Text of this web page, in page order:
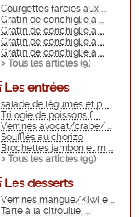
Courgettes farcies aux ...
Gratin de conchiglie a ...
Gratin de conchiglie a ...
Gratin de conchiglie a ...
Gratin de conchiglie a ...
> Tous les articles (9)
Les entrées
salade de légumes et p ...
Trilogie de poissons f ...
Verrines avocat/crabe/ ...
Soufflés au chorizo
Brochettes jambon et m ...
> Tous les articles (99)
Les desserts
Verrines mangue/Kiwi e ...
Tarte à la citrouille. ...